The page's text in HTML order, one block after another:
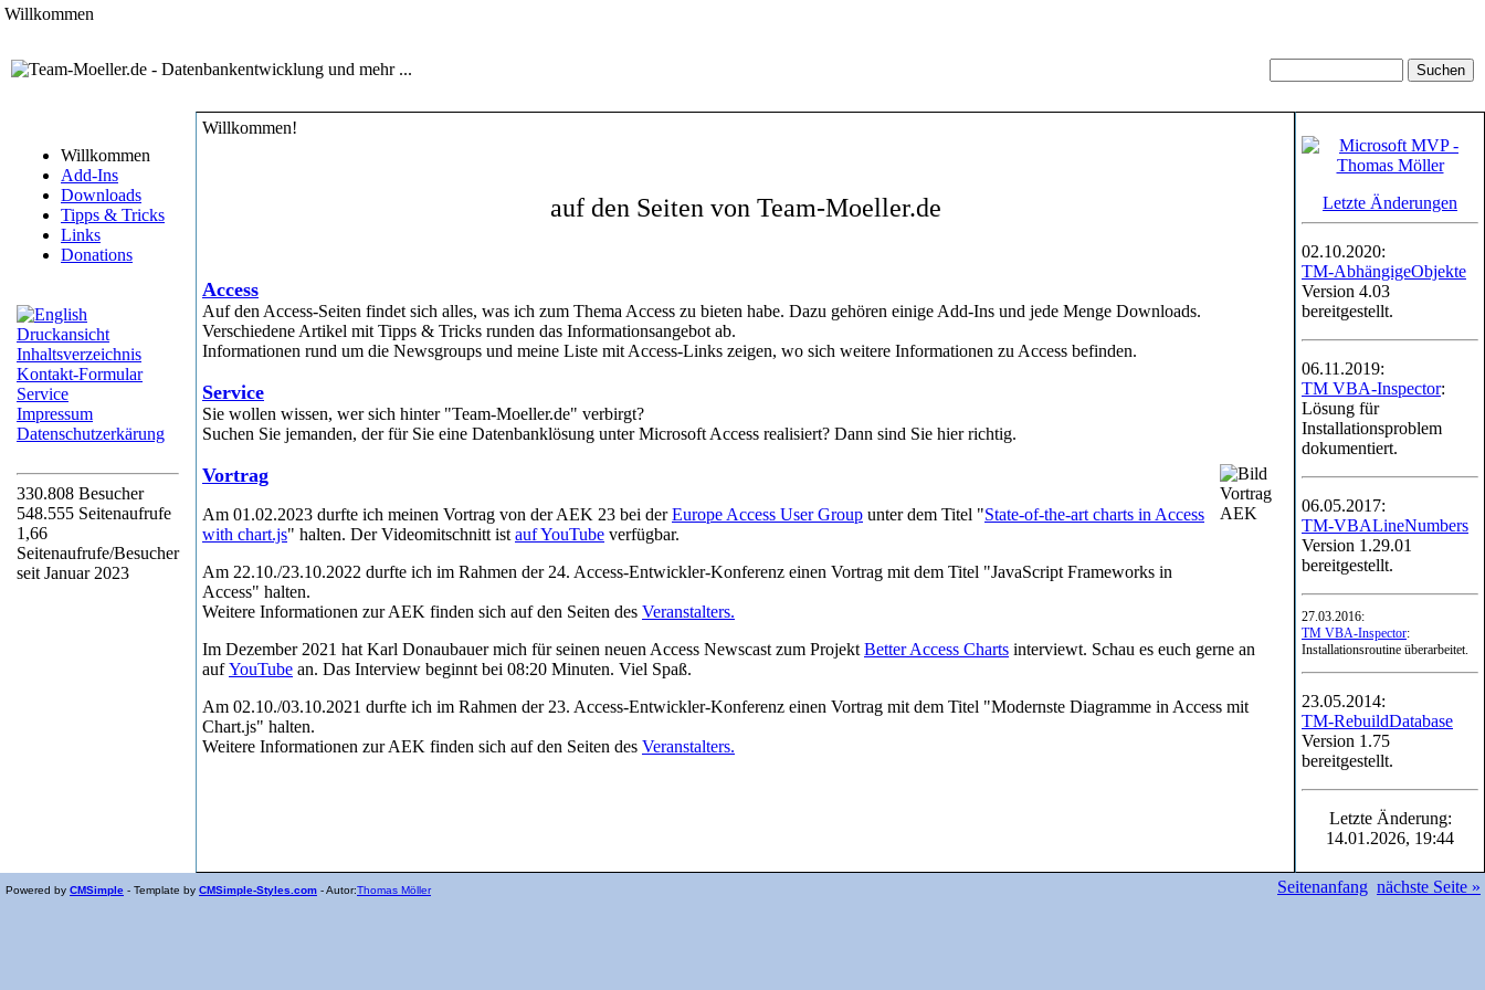
Willkommen
Willkommen
Add-Ins
Downloads
Tipps & Tricks
Links
Donations
Druckansicht
Inhaltsverzeichnis
Kontakt-Formular
Service
Impressum
Datenschutzerkärung
330.808 Besucher
548.555 Seitenaufrufe
1,66
Seitenaufrufe/Besucher
seit Januar 2023
Willkommen!
auf den Seiten von Team-Moeller.de
Access
Auf den Access-Seiten findet sich alles, was ich zum Thema Access zu bieten habe. Dazu gehören einige Add-Ins und jede Menge Downloads.
Verschiedene Artikel mit Tipps & Tricks runden das Informationsangebot ab.
Informationen rund um die Newsgroups und meine Liste mit Access-Links zeigen, wo sich weitere Informationen zu Access befinden.
Service
Sie wollen wissen, wer sich hinter "Team-Moeller.de" verbirgt?
Suchen Sie jemanden, der für Sie eine Datenbanklösung unter Microsoft Access realisiert? Dann sind Sie hier richtig.
Vortrag
Am 01.02.2023 durfte ich meinen Vortrag von der AEK 23 bei derEurope Access User Group unter dem Titel "State-of-the-art charts in Access
with chart.js" halten. Der Videomitschnitt ist auf YouTube verfügbar.
Am 22.10./23.10.2022 durfte ich im Rahmen der 24. Access-Entwickler-Konferenz einen Vortrag mit dem Titel "JavaScript Frameworks in
Access" halten.
Weitere Informationen zur AEK finden sich auf den Seiten des Veranstalters.
Im Dezember 2021 hat Karl Donaubauer mich für seinen neuen Access Newscast zum Projekt Better Access Charts interviewt. Schau es euch gerne an
aufYouTube an. Das Interview beginnt bei 08:20 Minuten. Viel Spaß.
Am 02.10./03.10.2021 durfte ich im Rahmen der 23. Access-Entwickler-Konferenz einen Vortrag mit dem Titel "Modernste Diagramme in Access mit
Chart.js" halten.
Weitere Informationen zur AEK finden sich auf den Seiten des Veranstalters.
Letzte Änderungen
02.10.2020:
TM-AbhängigeObjekte
Version 4.03
bereitgestellt.
06.11.2019:
TM VBA-Inspector:
Lösung für
Installationsproblem
dokumentiert.
06.05.2017:
TM-VBALineNumbers
Version 1.29.01
bereitgestellt.
27.03.2016:
TM VBA-Inspector:
Installationsroutine überarbeitet.
23.05.2014:
TM-RebuildDatabase
Version 1.75
bereitgestellt.
Letzte Änderung:
14.01.2026, 19:44
Powered by CMSimple - Template by CMSimple-Styles.com - Autor:Thomas Möller Seitenanfang nächste Seite »